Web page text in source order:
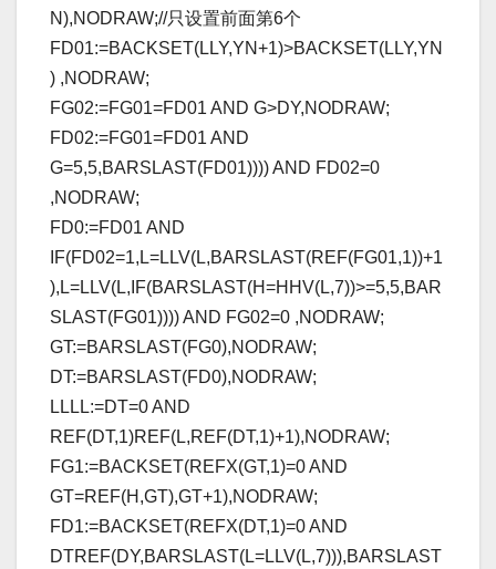
N),NODRAW;//只设置前面第6个
FD01:=BACKSET(LLY,YN+1)>BACKSET(LLY,YN
) ,NODRAW;
FG02:=FG01=FD01 AND G>DY,NODRAW;
FD02:=FG01=FD01 AND
G=5,5,BARSLAST(FD01)))) AND FD02=0
,NODRAW;
FD0:=FD01 AND
IF(FD02=1,L=LLV(L,BARSLAST(REF(FG01,1))+1
),L=LLV(L,IF(BARSLAST(H=HHV(L,7))>=5,5,BAR
SLAST(FG01)))) AND FG02=0 ,NODRAW;
GT:=BARSLAST(FG0),NODRAW;
DT:=BARSLAST(FD0),NODRAW;
LLLL:=DT=0 AND
REF(DT,1)REF(L,REF(DT,1)+1),NODRAW;
FG1:=BACKSET(REFX(GT,1)=0 AND
GT=REF(H,GT),GT+1),NODRAW;
FD1:=BACKSET(REFX(DT,1)=0 AND
DTREF(DY,BARSLAST(L=LLV(L,7))),BARSLAST